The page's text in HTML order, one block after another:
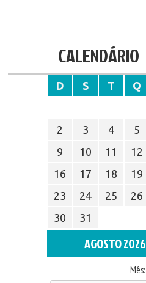
CALENDÁRIO
D S T Q
2
3 4 5
9
10 11 12
16
17 18 19
23
24 25 26
30
31
AGOSTO 2026
Mês: